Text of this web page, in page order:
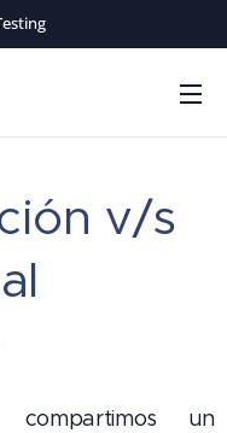
v/s
un